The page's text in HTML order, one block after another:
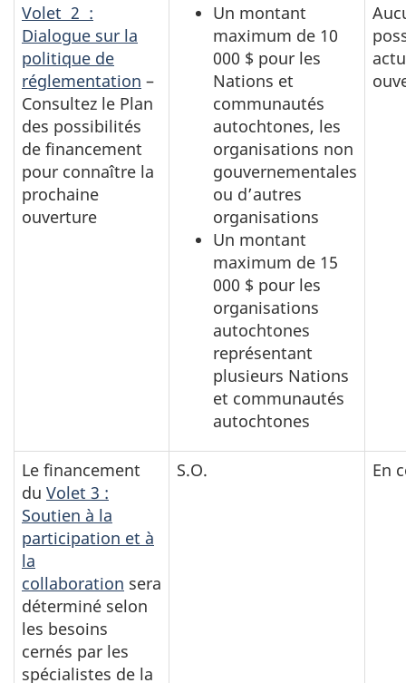
Volet 2 :
Dialogue sur la
politique de
réglementation –
Consultez le Plan
des possibilités
de financement
pour connaître la
prochaine
ouverture
Un montant
maximum de 10
000 $ pour les
Nations et
communautés
autochtones, les
organisations non
gouvernementales
ou d’autres
organisations
Un montant
maximum de 15
000 $ pour les
organisations
autochtones
représentant
plusieurs Nations
et communautés
autochtones
Le financement
du Volet 3 :
Soutien à la
participation et à
la
collaboration sera
déterminé selon
les besoins
cernés par les
spécialistes de la
S.O. En